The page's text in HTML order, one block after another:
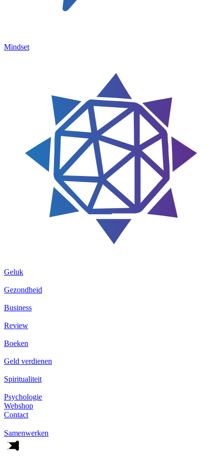
Mindset
Geluk
Gezondheid
Business
Review
Boeken
Geld verdienen
Spiritualiteit
Psychologie
Webshop
Contact
Samenwerken